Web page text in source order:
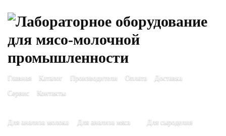
Главная Каталог Производители Оплата
Доставка
Сервис
Контакты
Для анализа молока Для анализа мяса Для сыроделия